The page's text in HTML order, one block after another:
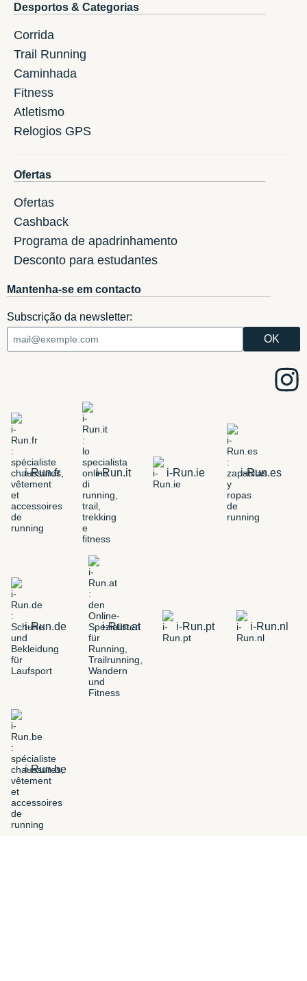
Desportos & Categorias
Corrida
Trail Running
Caminhada
Fitness
Atletismo
Relogios GPS
Ofertas
Ofertas
Cashback
Programa de apadrinhamento
Desconto para estudantes
Mantenha-se em contacto
Subscrição da newsletter:
i-Run.fr i-Run.it i-Run.ie i-Run.es
i-Run.de i-Run.at i-Run.pt i-Run.nl
i-Run.be